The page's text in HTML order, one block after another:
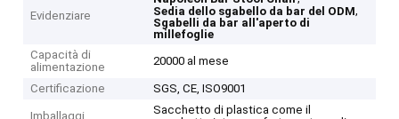
Evidenziare
Sedia dello sgabello da bar del ODM,
Sgabelli da bar all'aperto di
millefoglie
Capacità di
alimentazione
20000 al mese
Certificazione SGS, CE, ISO9001
Imballaggi
Sacchetto di plastica come il